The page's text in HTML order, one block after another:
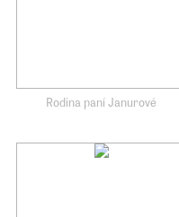
Rodina paní Janurové